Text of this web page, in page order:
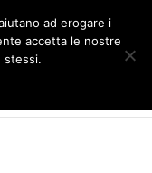
ad erogare i
accetta le nostre
stessi.